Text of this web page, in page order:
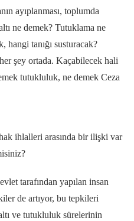
ayıplanması, toplumda
ne demek? Tutuklama ne
hangi tanığı susturacak?
şey ortada. Kaçabilecek hali
tutukluluk, ne demek Ceza
ihlalleri arasında bir ilişki var
tarafından yapılan insan
de artıyor, bu tepkileri
ve tutukluluk sürelerinin